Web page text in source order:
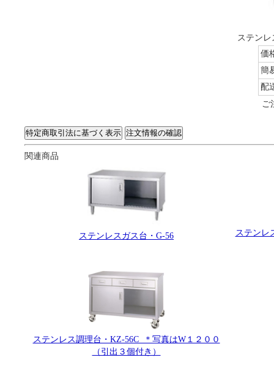
ステンレ
価
簡
配
ご
関連商品
ステンレスガス台・G-56 ステンレ
ステンレス調理台・KZ-56C ＊写真はW１２００
（引出３個付き）